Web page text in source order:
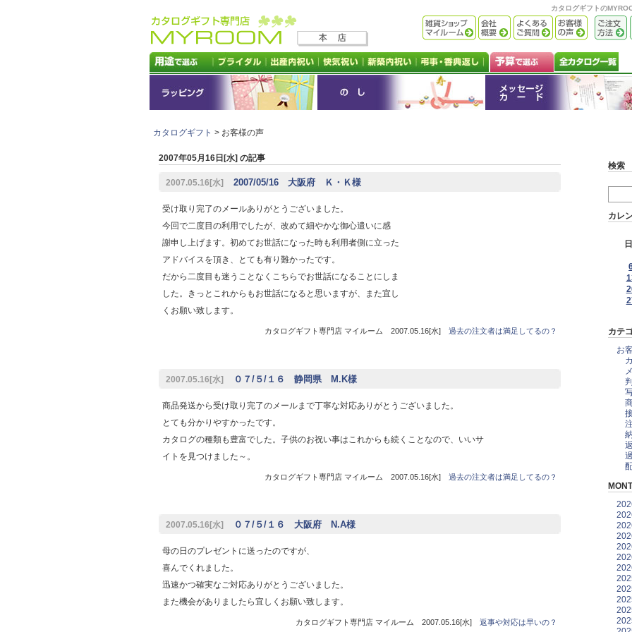
カタログギフトの
カタログギフト > お客様の声
2007年05月16日[水] の記事
2007.05.16[水] 2007/05/16 大阪府 Ｋ・Ｋ様
受け取り完了のメールありがとうございました。
今回で二度目の利用でしたが、改めて細やかな御心遣いに感
謝申し上げます。初めてお世話になった時も利用者側に立った
アドバイスを頂き、とても有り難かったです。
だから二度目も迷うことなくこちらでお世話になることにしま
した。きっとこれからもお世話になると思いますが、また宜し
くお願い致します。
カタログギフト専門店 マイルーム 2007.05.16[水] 過去の注文者は満足してるの？
2007.05.16[水] ０７/５/１６ 静岡県 M.K様
商品発送から受け取り完了のメールまで丁寧な対応ありがとうございました。
とても分かりやすかったです。
カタログの種類も豊富でした。子供のお祝い事はこれからも続くことなので、いいサ
イトを見つけました～。
カタログギフト専門店 マイルーム 2007.05.16[水] 過去の注文者は満足してるの？
2007.05.16[水] ０７/５/１６ 大阪府 N.A様
母の日のプレゼントに送ったのですが、
喜んでくれました。
迅速かつ確実なご対応ありがとうございました。
また機会がありましたら宜しくお願い致します。
カタログギフト専門店 マイルーム 2007.05.16[水] 返事や対応は早いの？
検索
カレ
日
カテ
お